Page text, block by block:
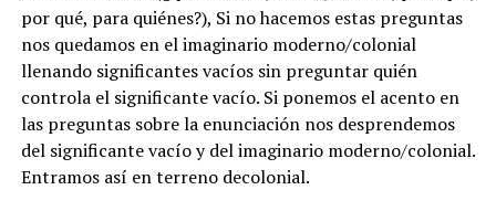
por qué, para quiénes?), Si no hacemos estas preguntas
nos quedamos en el imaginario moderno/colonial
llenando significantes vacíos sin preguntar quién
controla el significante vacío. Si ponemos el acento en
las preguntas sobre la enunciación nos desprendemos
del significante vacío y del imaginario moderno/colonial.
Entramos así en terreno decolonial.